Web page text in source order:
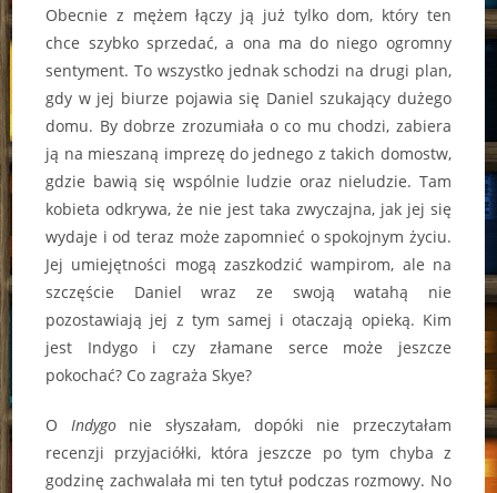
Obecnie z mężem łączy ją już tylko dom, który ten
chce szybko sprzedać, a ona ma do niego ogromny
sentyment. To wszystko jednak schodzi na drugi plan,
gdy w jej biurze pojawia się Daniel szukający dużego
domu. By dobrze zrozumiała o co mu chodzi, zabiera
ją na mieszaną imprezę do jednego z takich domostw,
gdzie bawią się wspólnie ludzie oraz nieludzie. Tam
kobieta odkrywa, że nie jest taka zwyczajna, jak jej się
wydaje i od teraz może zapomnieć o spokojnym życiu.
Jej umiejętności mogą zaszkodzić wampirom, ale na
szczęście Daniel wraz ze swoją watahą nie
pozostawiają jej z tym samej i otaczają opieką. Kim
jest Indygo i czy złamane serce może jeszcze
pokochać? Co zagraża Skye?
O Indygonie słyszałam, dopóki nie przeczytałam
recenzji przyjaciółki, która jeszcze po tym chyba z
godzinę zachwalała mi ten tytuł podczas rozmowy. No